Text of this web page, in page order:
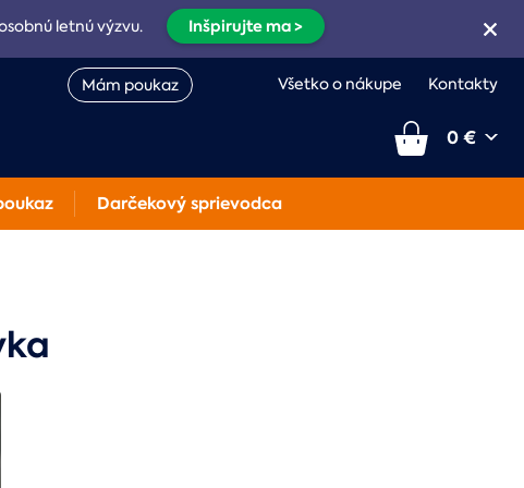
letnú výzvu. Inšpirujte ma >
Mám poukaz Všetko o nákupe Kontakty
0 €
Darčekový sprievodca